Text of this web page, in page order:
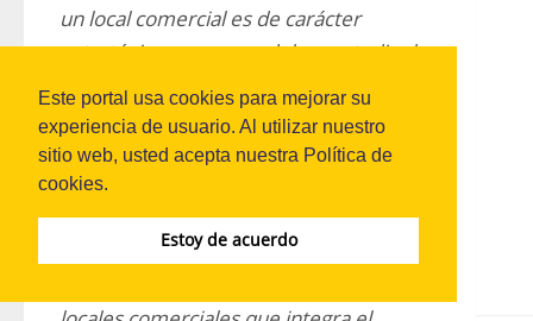
Este portal usa cookies para mejorar su
experiencia de usuario. Al utilizar nuestro
sitio web, usted acepta nuestra Política de
cookies.
Estoy de acuerdo
un local comercial es de carácter
estratégico, ya que se deben estudiar las
diferentes alternativas de acuerdo con
múltiples factores, de manera que
puede considerarse un proceso
complejo de toma de decisiones
multicriterio o MCDM. En el presente
trabajo se propone una metodología